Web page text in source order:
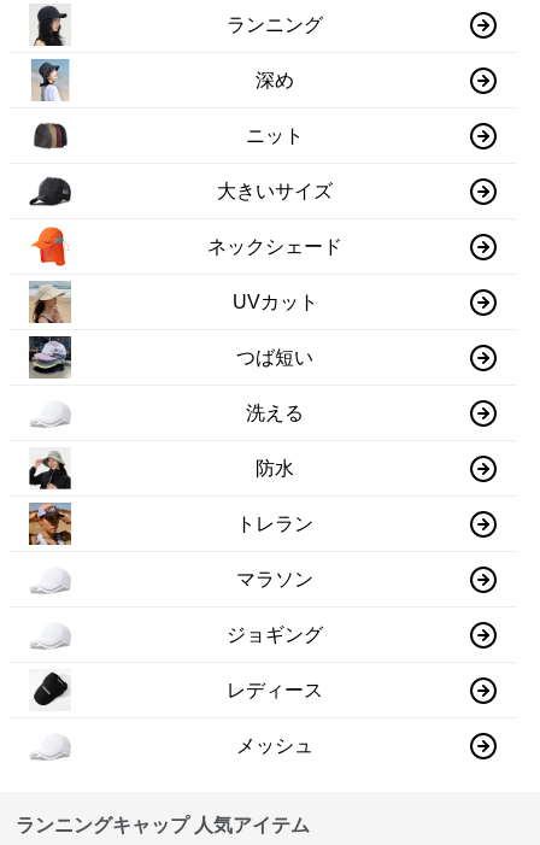
ランニング
深め
ニット
大きいサイズ
ネックシェード
UVカット
つば短い
洗える
防水
トレラン
マラソン
ジョギング
レディース
メッシュ
ランニングキャップ 人気アイテム